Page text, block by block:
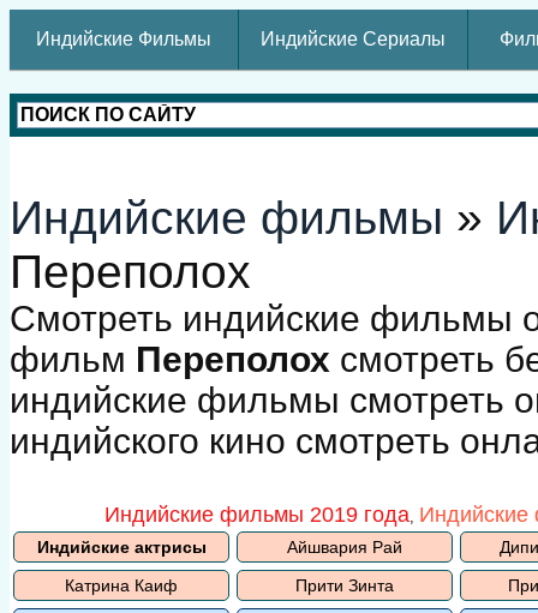
Индийские Фильмы Индийские Сериалы
Индийские фильмы »
Переполох
Смотреть индийские фильмы
фильм Переполох смотреть
индийские фильмы смотреть
индийского кино смотреть
Индийские фильмы 2019 года,
Индийские актрисы Айшвария Рай
Катрина Каиф
Прити Зинта